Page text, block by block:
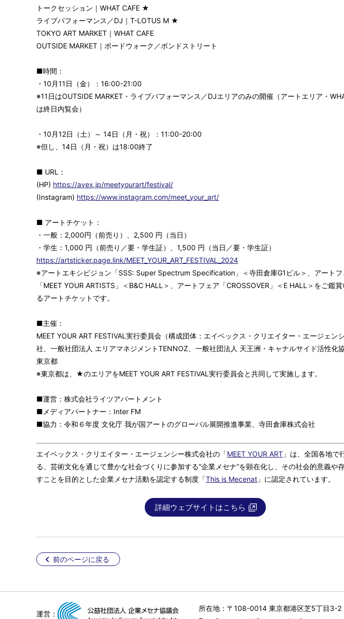
トークセッション｜WHAT CAFE ★
ライブパフォーマンス／DJ｜T-LOTUS M ★
TOKYO ART MARKET｜WHAT CAFE
OUTSIDE MARKET｜ボードウォーク／ボンドストリート
■時間：
・10月11日（金）：16:00-21:00
※11日はOUTSIDE MARKET・ライブパフォーマンス／DJエリアのみの開催（アートエリア・
は終日内覧会）
・10月12日（土）～ 14日（月・祝）：11:00-20:00
※但し、14日（月・祝）は18:00終了
■ URL：
(HP) https://avex.jp/meetyourart/festival/
(Instagram) https://www.instagram.com/meet_your_art/
■ アートチケット：
・一般：2,000円（前売り）、2,500 円（当日）
・学生：1,000 円（前売り／要・学生証）、1,500 円（当日／要・学生証）
https://artsticker.page.link/MEET_YOUR_ART_FESTIVAL_2024
※アートエキシビジョン「SSS: Super Spectrum Specification」＜寺田倉庫G1ビル＞、アートフ
「MEET YOUR ARTISTS」＜B&C HALL＞、アートフェア「CROSSOVER」＜E HALL＞をご鑑
るアートチケットです。
■主催：
MEET YOUR ART FESTIVAL実行委員会（構成団体：エイベックス・クリエイター・エージェン
社、一般社団法人 エリアマネジメントTENNOZ、一般社団法人 天王洲・キャナルサイド活性化協
東京都
※東京都は、★のエリアをMEET YOUR ART FESTIVAL実行委員会と共同して実施します。
■運営：株式会社ライツアパートメント
■メディアパートナー：Inter FM
■協力：令和６年度 文化庁 我が国アートのグローバル展開推進事業、寺田倉庫株式会社
エイベックス・クリエイター・エージェンシー株式会社の「MEET YOUR ART 」は、全国各地で
る、芸術文化を通じて豊かな社会づくりに参加する“企業メセナ”を顕在化し、その社会的意義や
すことを目的とした企業メセナ活動を認定する制度「This is Mecenat 」に認定されています。
詳細ウェブサイトはこちら
前のページに戻る
運営：
所在地：〒108-0014 東京都港区芝5丁目3-2